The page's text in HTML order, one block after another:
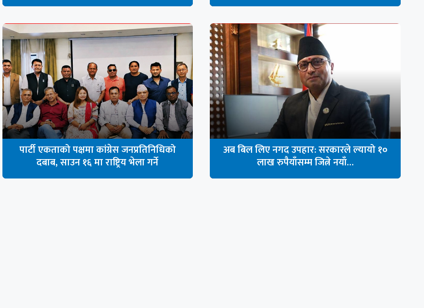
पार्टी एकताको पक्षमा कांग्रेस जनप्रतिनिधिको
दबाब, साउन १६ मा राष्ट्रिय भेला गर्ने
अब बिल लिए नगद उपहार: सरकारले ल्यायो १०
लाख रुपैयाँसम्म जित्ने नयाँ…